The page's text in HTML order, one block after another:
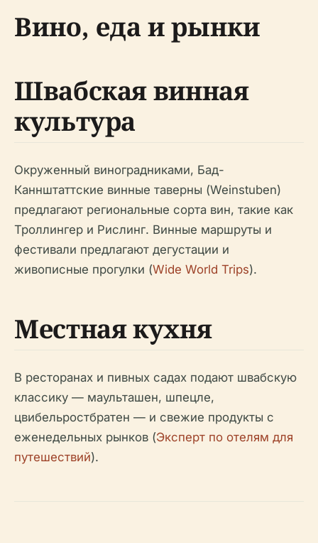
Вино, еда и рынки
Швабская винная
культура
Окруженный виноградниками, Бад-
Каннштаттские винные таверны (Weinstuben)
предлагают региональные сорта вин, такие как
Троллингер и Рислинг. Винные маршруты и
фестивали предлагают дегустации и
живописные прогулки (Wide World Trips).
Местная кухня
В ресторанах и пивных садах подают швабскую
классику — маульташен, шпецле,
цвибельростбратен — и свежие продукты с
еженедельных рынков (Эксперт по отелям для
путешествий).